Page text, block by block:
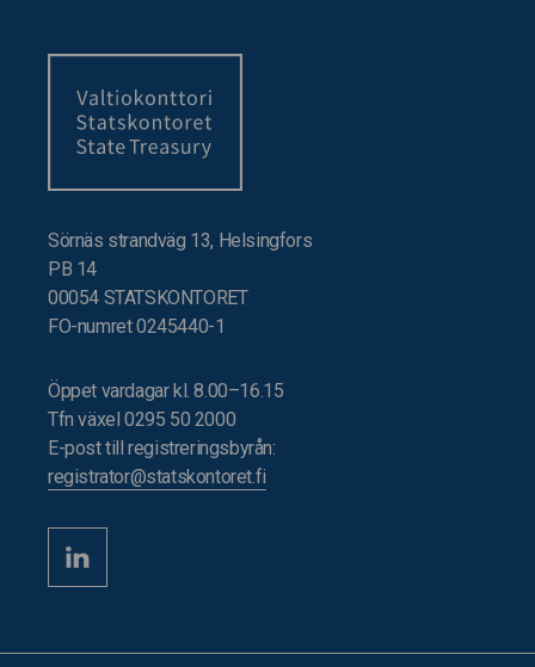
Sörnäs strandväg 13, Helsingfors
PB 14
00054 STATSKONTORET
FO-numret 0245440-1
Öppet vardagar kl. 8.00–16.15
Tfn växel 0295 50 2000
E-post till registreringsbyrån:
registrator@statskontoret.fi